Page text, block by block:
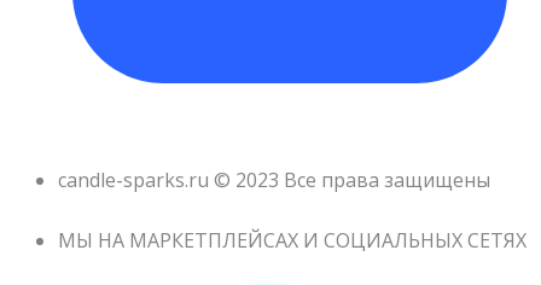
candle-sparks.ru © 2023 Все права защищены
МЫ НА МАРКЕТПЛЕЙСАХ И СОЦИАЛЬНЫХ СЕТЯХ